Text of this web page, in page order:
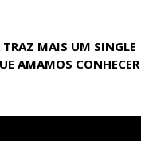
TRAZ MAIS UM SINGLE
AMAMOS CONHECER